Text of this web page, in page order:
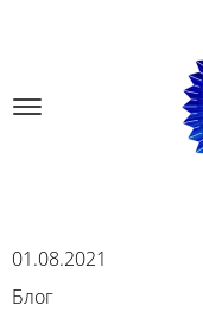
01.08.2021
Блог